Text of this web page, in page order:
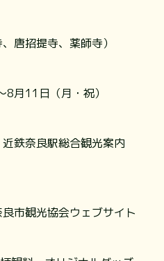
唐招提寺、薬師寺）
月11日（月・祝）
鉄奈良駅総合観光案内
市観光協会ウェブサイト